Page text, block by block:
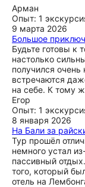
Арман
Опыт: 1
9 марта 2026
Большое
Будьте готовы к
настолько
получился
встречаются
на себе. К тому
Егор
Опыт: 1
8 января 2026
На Бали за
Тур прошёл
немного устал
пассивный
того, который
отель на